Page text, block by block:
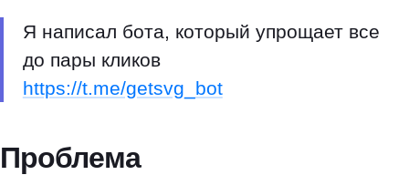
Я написал бота, который упрощает все
до пары кликов
https://t.me/getsvg_bot
Проблема